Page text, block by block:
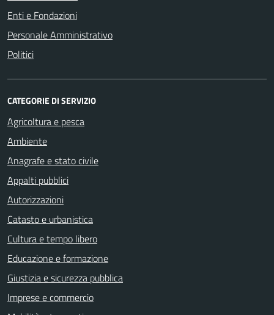
Enti e Fondazioni
Personale Amministrativo
Politici
CATEGORIE DI SERVIZIO
Agricoltura e pesca
Ambiente
Anagrafe e stato civile
Appalti pubblici
Autorizzazioni
Catasto e urbanistica
Cultura e tempo libero
Educazione e formazione
Giustizia e sicurezza pubblica
Imprese e commercio